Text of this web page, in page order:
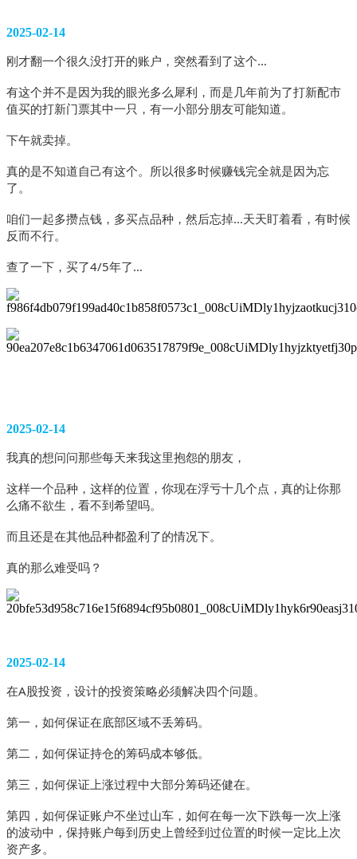
2025-02-14
刚才翻一个很久没打开的账户，突然看到了这个…
有这个并不是因为我的眼光多么犀利，而是几年前为了打新配市
值买的打新门票其中一只，有一小部分朋友可能知道。
下午就卖掉。
真的是不知道自己有这个。所以很多时候赚钱完全就是因为忘
了。
咱们一起多攒点钱，多买点品种，然后忘掉…天天盯着看，有时候
反而不行。
查了一下，买了4/5年了…
2025-02-14
我真的想问问那些每天来我这里抱怨的朋友，
这样一个品种，这样的位置，你现在浮亏十几个点，真的让你那
么痛不欲生，看不到希望吗。
而且还是在其他品种都盈利了的情况下。
真的那么难受吗？
2025-02-14
在A股投资，设计的投资策略必须解决四个问题。
第一，如何保证在底部区域不丢筹码。
第二，如何保证持仓的筹码成本够低。
第三，如何保证上涨过程中大部分筹码还健在。
第四，如何保证账户不坐过山车，如何在每一次下跌每一次上涨
的波动中，保持账户每到历史上曾经到过位置的时候一定比上次
资产多。